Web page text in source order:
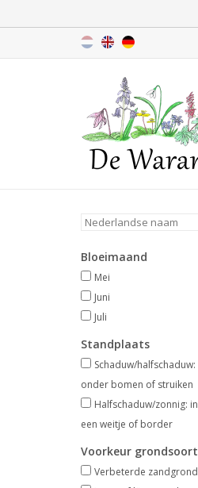
Bloeimaand
Mei
Juni
Juli
Standplaats
Schaduw/halfschaduw:
onder bomen of struiken
Halfschaduw/zonnig: in
een weitje of border
Voorkeur grondsoort
Verbeterde zandgrond